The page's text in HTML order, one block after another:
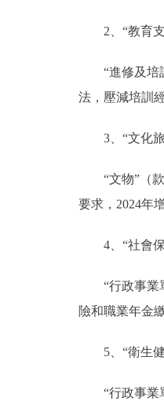
2、“教育
“進修及培
法，壓減培訓
3、“文化
“文物”（
要求，2024年
4、“社會
“行政事業
險和職業年金
5、“衛生
“行政事業